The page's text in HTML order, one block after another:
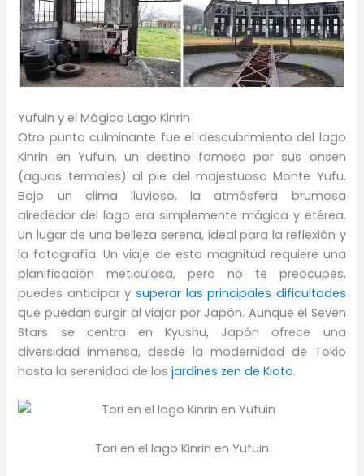
Yufuin y el Mágico Lago Kinrin
Otro punto culminante fue el descubrimiento del lago
Kinrin en Yufuin, un destino famoso por sus onsen
(aguas termales) al pie del majestuoso Monte Yufu.
Bajo un clima lluvioso, la atmósfera brumosa
alrededor del lago era simplemente mágica y etérea.
Un lugar de una belleza serena, ideal para la reflexión y
la fotografía. Un viaje de esta magnitud requiere una
planificación meticulosa, pero no te preocupes,
puedes anticipar y superar las principales dificultades
que puedan surgir al viajar por Japón. Aunque el Seven
Stars se centra en Kyushu, Japón ofrece una
diversidad inmensa, desde la modernidad de Tokio
hasta la serenidad de losjardines zen de Kioto.
Tori en el lago Kinrin en Yufuin